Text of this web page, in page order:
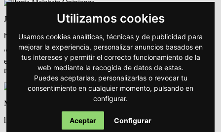
Utilizamos cookies
Usamos cookies analíticas, técnicas y de publicidad para
mejorar la experiencia, personalizar anuncios basados en
tus intereses y permitir el correcto funcionamiento de la
web mediante la recogida de datos de estas.
Puedes aceptarlas, personalizarlas o revocar tu
consentimiento en cualquier momento, pulsando en
configurar.
Aceptar Configurar
Juan
hace 6 meses
"El lugar es idílico, la decoración perfecta y la atención del personal
es de 10 y la comida pedimos varios platos para compartir y todo
riquísimo!! Repetiremos muy pronto,nos ha encantado :)"
Maite
hace 7 meses